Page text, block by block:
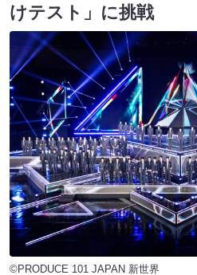
けテスト」に挑戦
©PRODUCE 101 JAPAN 新世界